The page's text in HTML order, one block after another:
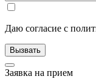
Даю согласие с
Заявка на прием